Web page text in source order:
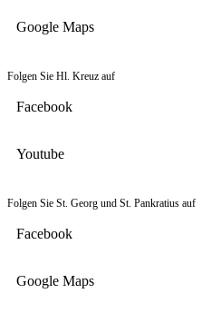
Google Maps
Folgen Sie Hl. Kreuz auf
Facebook
Youtube
Folgen Sie St. Georg und St. Pankratius auf
Facebook
Google Maps